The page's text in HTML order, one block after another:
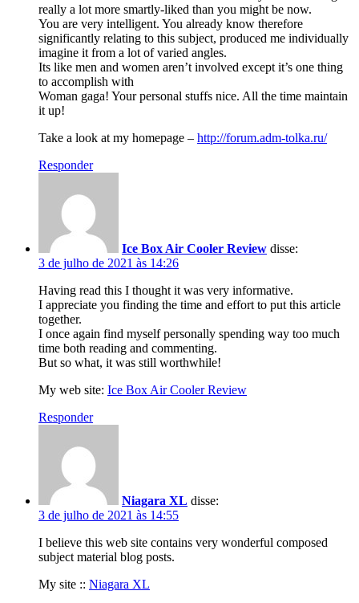
really a lot more smartly-liked than you might be now.
You are very intelligent. You already know therefore
significantly relating to this subject, produced me individually
imagine it from a lot of varied angles.
Its like men and women aren’t involved except it’s one thing
to accomplish with
Woman gaga! Your personal stuffs nice. All the time maintain
it up!
Take a look at my homepage – http://forum.adm-tolka.ru/
Responder
Ice Box Air Cooler Review disse:
3 de julho de 2021 às 14:26
Having read this I thought it was very informative.
I appreciate you finding the time and effort to put this article
together.
I once again find myself personally spending way too much
time both reading and commenting.
But so what, it was still worthwhile!
My web site: Ice Box Air Cooler Review
Responder
Niagara XL disse:
3 de julho de 2021 às 14:55
I believe this web site contains very wonderful composed
subject material blog posts.
My site :: Niagara XL